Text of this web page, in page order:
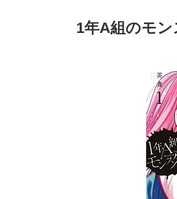
1年A組のモ